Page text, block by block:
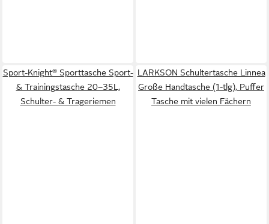
Sport-Knight® Sporttasche Sport-
& Trainingstasche 20–35L,
Schulter- & Trageriemen
LARKSON Schultertasche Linnea
Große Handtasche (1-tlg), Puffer
Tasche mit vielen Fächern